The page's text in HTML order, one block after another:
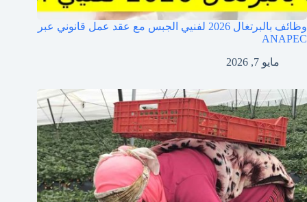
وظائف بالبرتغال 2026 لفنيي الجبس مع عقد عمل قانوني عبر
ANAPEC
مايو 7, 2026